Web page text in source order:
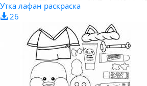
Утка лафан раскраска
26